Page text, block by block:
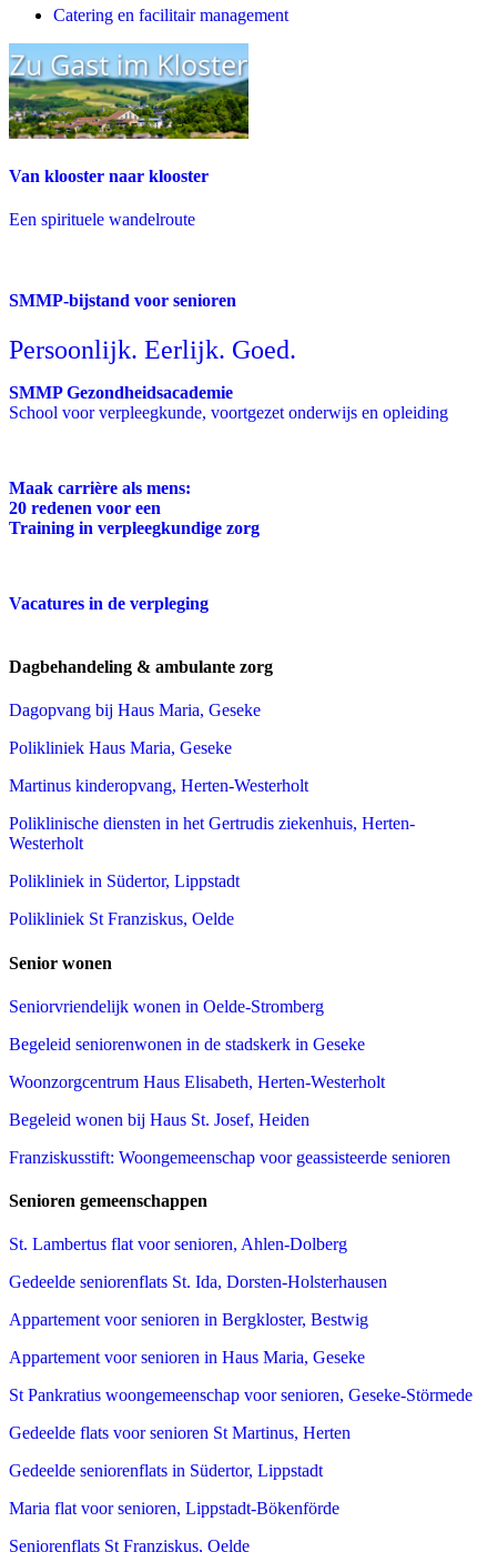
Catering en facilitair management
Van klooster naar klooster
Een spirituele wandelroute
SMMP-bijstand voor senioren
Persoonlijk. Eerlijk. Goed.
SMMP Gezondheidsacademie
School voor verpleegkunde, voortgezet onderwijs en opleiding
Maak carrière als mens:
20 redenen voor een
Training in verpleegkundige zorg
Vacatures in de verpleging
Dagbehandeling & ambulante zorg
Dagopvang bij Haus Maria, Geseke
Polikliniek Haus Maria, Geseke
Martinus kinderopvang, Herten-Westerholt
Poliklinische diensten in het Gertrudis ziekenhuis, Herten-
Westerholt
Polikliniek in Südertor, Lippstadt
Polikliniek St Franziskus, Oelde
Senior wonen
Seniorvriendelijk wonen in Oelde-Stromberg
Begeleid seniorenwonen in de stadskerk in Geseke
Woonzorgcentrum Haus Elisabeth, Herten-Westerholt
Begeleid wonen bij Haus St. Josef, Heiden
Franziskusstift: Woongemeenschap voor geassisteerde senioren
Senioren gemeenschappen
St. Lambertus flat voor senioren, Ahlen-Dolberg
Gedeelde seniorenflats St. Ida, Dorsten-Holsterhausen
Appartement voor senioren in Bergkloster, Bestwig
Appartement voor senioren in Haus Maria, Geseke
St Pankratius woongemeenschap voor senioren, Geseke-Störmede
Gedeelde flats voor senioren St Martinus, Herten
Gedeelde seniorenflats in Südertor, Lippstadt
Maria flat voor senioren, Lippstadt-Bökenförde
Seniorenflats St Franziskus, Oelde